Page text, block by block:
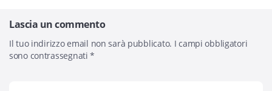
Lascia un commento
Il tuo indirizzo email non sarà pubblicato. I campi obbligatori
sono contrassegnati*